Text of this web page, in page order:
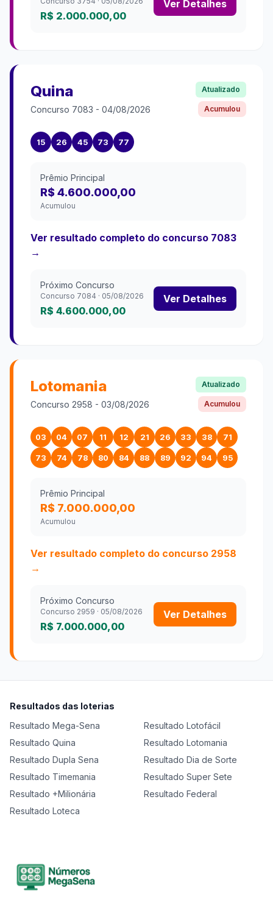
R$ 2.000.000,00
Ver Detalhes
Quina
Concurso 7083 - 04/08/2026
Atualizado
Acumulou
15 26 45 73 77
Prêmio Principal
R$ 4.600.000,00
Acumulou
Ver resultado completo do concurso 7083
→
Próximo Concurso
Concurso 7084 · 05/08/2026
R$ 4.600.000,00
Ver Detalhes
Lotomania
Concurso 2958 - 03/08/2026
Atualizado
Acumulou
03 04 07 11 12 21 26 33 38 71
73 74 78 80 84 88 89 92 94 95
Prêmio Principal
R$ 7.000.000,00
Acumulou
Ver resultado completo do concurso 2958
→
Próximo Concurso
Concurso 2959 · 05/08/2026
R$ 7.000.000,00
Ver Detalhes
Resultados das loterias
Resultado Mega-Sena Resultado Lotofácil
Resultado Quina Resultado Lotomania
Resultado Dupla Sena Resultado Dia de Sorte
Resultado Timemania Resultado Super Sete
Resultado +Milionária Resultado Federal
Resultado Loteca